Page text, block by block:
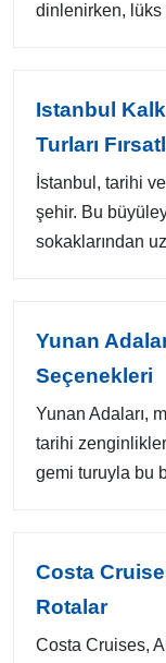
dinlenirken, lüks
Istanbul
Turları
İstanbul, tarihi
şehir. Bu
sokaklarından
Yunan
Seçenekleri
Yunan Adaları,
tarihi
gemi turuyla bu
Costa
Rotalar
Costa Cruises,